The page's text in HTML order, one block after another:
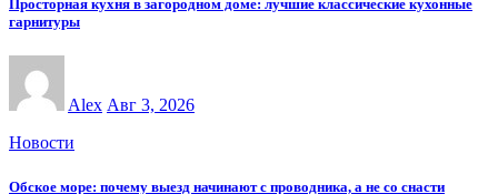
Просторная кухня в загородном доме: лучшие классические кухонные
гарнитуры
Alex Авг 3, 2026
Новости
Обское море: почему выезд начинают с проводника, а не со снасти